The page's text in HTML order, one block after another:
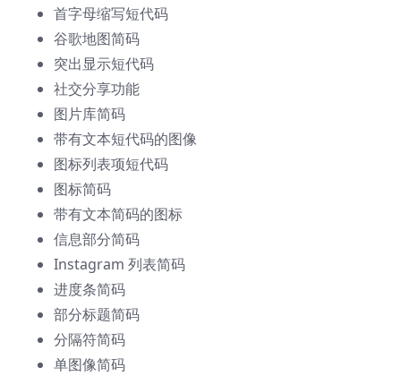
首字母缩写短代码
谷歌地图简码
突出显示短代码
社交分享功能
图片库简码
带有文本短代码的图像
图标列表项短代码
图标简码
带有文本简码的图标
信息部分简码
Instagram 列表简码
进度条简码
部分标题简码
分隔符简码
单图像简码